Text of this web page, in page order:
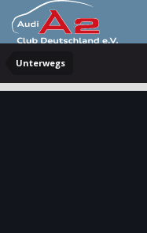
Unterwegs